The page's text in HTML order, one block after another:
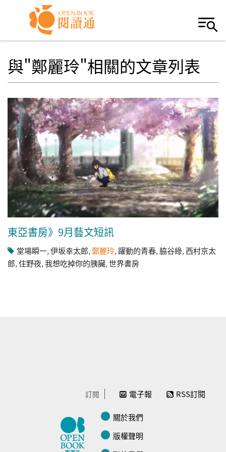
Skip to navigation
移至主內容
與"鄭麗玲"相關的文章列表
東亞書房》9月藝文短訊
堂場瞬一,伊坂幸太郎,鄭麗玲, 躍動的青春, 脇谷綠,西村京太
郎,住野夜,我想吃掉你的胰臟,世界書房
訂閱 電子報 RSS訂閱
關於我們
版權聲明